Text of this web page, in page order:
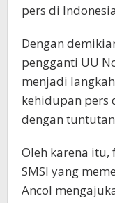
pers di
Dengan
pengganti UU
menjadi
kehidupan pers
dengan
Oleh karena
SMSI yang
Ancol